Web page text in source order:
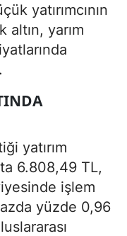
yatırımcının
yarım
yatırım
6.808,49 TL,
işlem
yüzde 0,96